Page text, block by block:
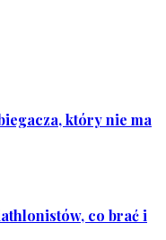
który nie ma
co brać i